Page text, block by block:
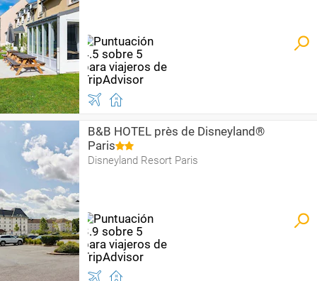
B&B HOTEL près de Disneyland®
Paris
Disneyland Resort Paris